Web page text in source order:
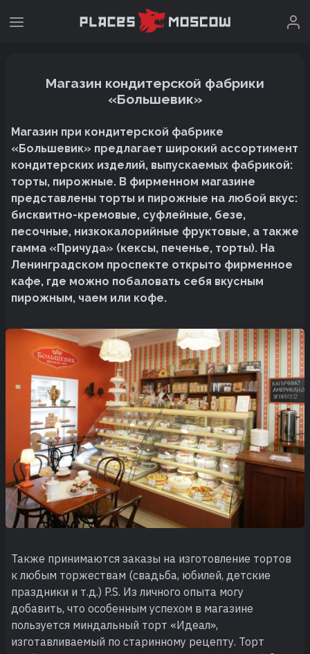
Магазин кондитерской фабрики
«Большевик»
Магазин при кондитерской фабрике
«Большевик» предлагает широкий ассортимент
кондитерских изделий, выпускаемых фабрикой:
торты, пирожные. В фирменном магазине
представлены торты и пирожные на любой вкус:
бисквитно-кремовые, суфлейные, безе,
песочные, низкокалорийные фруктовые, а также
гамма «Причуда» (кексы, печенье, торты). На
Ленинградском проспекте открыто фирменное
кафе, где можно побаловать себя вкусным
пирожным, чаем или кофе.
Также принимаются заказы на изготовление тортов
к любым торжествам (свадьба, юбилей, детские
праздники и т.д.) P.S. Из личного опыта могу
добавить, что особенным успехом в магазине
пользуется миндальный торт «Идеал»,
изготавливаемый по старинному рецепту. Торт